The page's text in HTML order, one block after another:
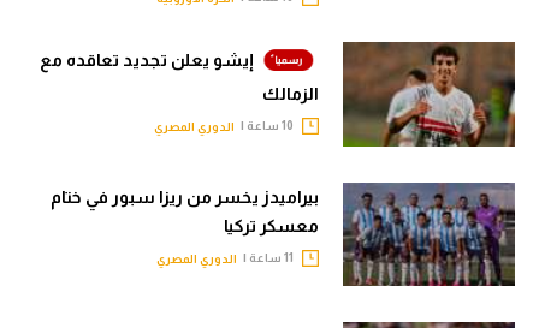
إيشو يعلن تجديد تعاقده مع
الزمالك
الدوري المصري
بيراميدز يخسر من ريزا سبور في ختام
معسكر تركيا
الدوري المصري